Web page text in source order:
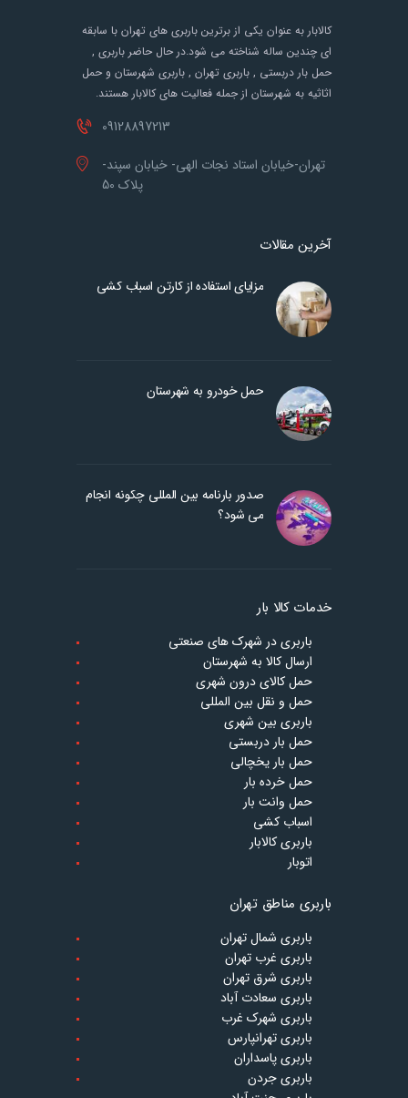
کالابار به عنوان یکی از برترین باربری های تهران با سابقه
ای چندین ساله شناخته می شود.در حال حاضر باربری ,
حمل بار دربستی , باربری تهران , باربری شهرستان و حمل
اثاثیه به شهرستان از جمله فعالیت های کالابار هستند.
09128897213
تهران-خیابان استاد نجات الهی- خیابان سپند-
پلاک 50
آخرین مقالات
مزایای استفاده از کارتن اسباب کشی
حمل خودرو به شهرستان
صدور بارنامه بین المللی چگونه انجام
می شود؟
خدمات کالا بار
باربری در شهرک های صنعتی
ارسال کالا به شهرستان
حمل کالای درون شهری
حمل و نقل بین المللی
باربری بین شهری
حمل بار دربستی
حمل بار یخچالی
حمل خرده بار
حمل وانت بار
اسباب کشی
باربری کالابار
اتوبار
باربری مناطق تهران
باربری شمال تهران
باربری غرب تهران
باربری شرق تهران
باربری سعادت آباد
باربری شهرک غرب
باربری تهرانپارس
باربری پاسداران
باربری جردن